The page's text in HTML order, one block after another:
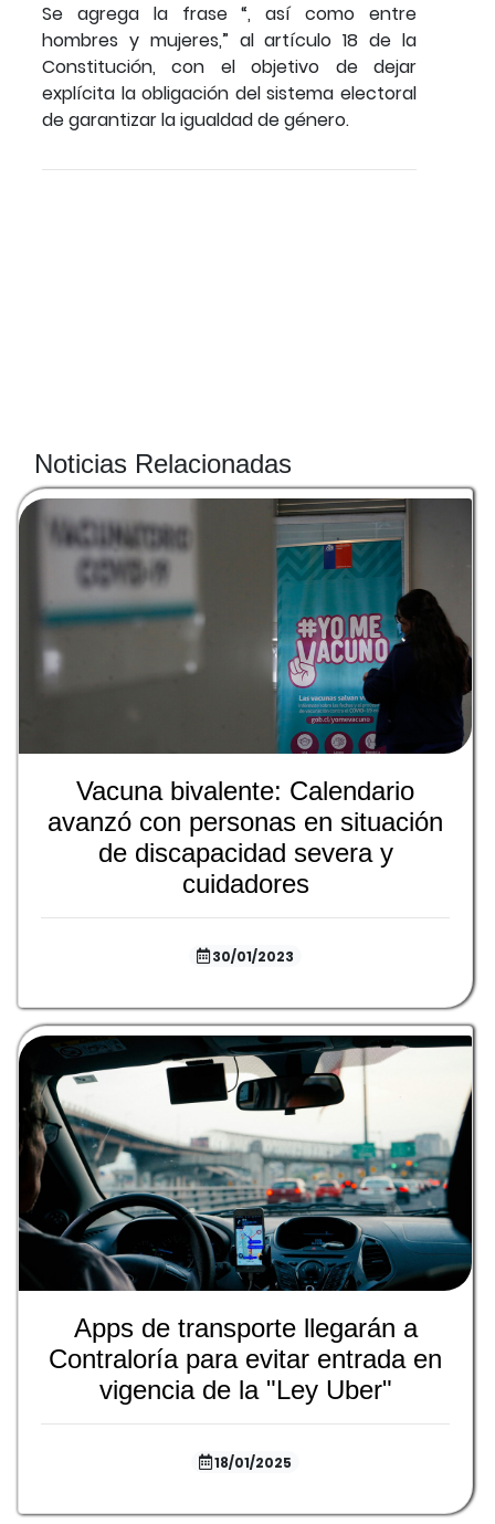
Se agrega la frase “, así como entre
hombres y mujeres,” al artículo 18 de la
Constitución, con el objetivo de dejar
explícita la obligación del sistema electoral
de garantizar la igualdad de género.
Noticias Relacionadas
Vacuna bivalente: Calendario
avanzó con personas en situación
de discapacidad severa y
cuidadores
30/01/2023
Apps de transporte llegarán a
Contraloría para evitar entrada en
vigencia de la "Ley Uber"
18/01/2025